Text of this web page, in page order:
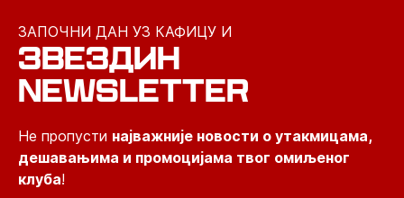
ЗАПОЧНИ ДАН УЗ КАФИЦУ И
ЗВЕЗДИН
NEWSLETTER
Не пропусти најважније новости о утакмицама,
дешавањима и промоцијама твог омиљеног
клуба!